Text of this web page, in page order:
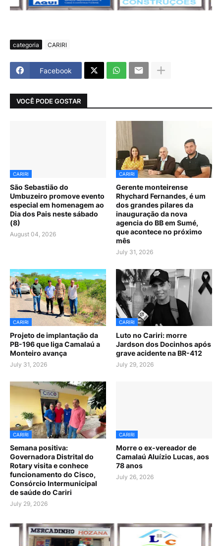
categoria CARIRI
Facebook
VOCÊ PODE GOSTAR
CARIRI
São Sebastião do
Umbuzeiro promove evento
especial em homenagem ao
Dia dos Pais neste sábado
(8)
August 04, 2026
CARIRI
Gerente monteirense
Rhychard Fernandes, é um
dos grandes pilares da
inauguração da nova
agencia do BB em Sumé,
que acontece no próximo
mês
July 31, 2026
CARIRI
Projeto de implantação da
PB-196 que liga Camalaú a
Monteiro avança
July 31, 2026
CARIRI
Luto no Cariri: morre
Jardson dos Docinhos após
grave acidente na BR-412
July 29, 2026
CARIRI
Semana positiva:
Governadora Distrital do
Rotary visita e conhece
funcionamento do Cisco,
Consórcio Intermunicipal
de saúde do Cariri
July 29, 2026
CARIRI
Morre o ex-vereador de
Camalaú Aluízio Lucas, aos
78 anos
July 26, 2026